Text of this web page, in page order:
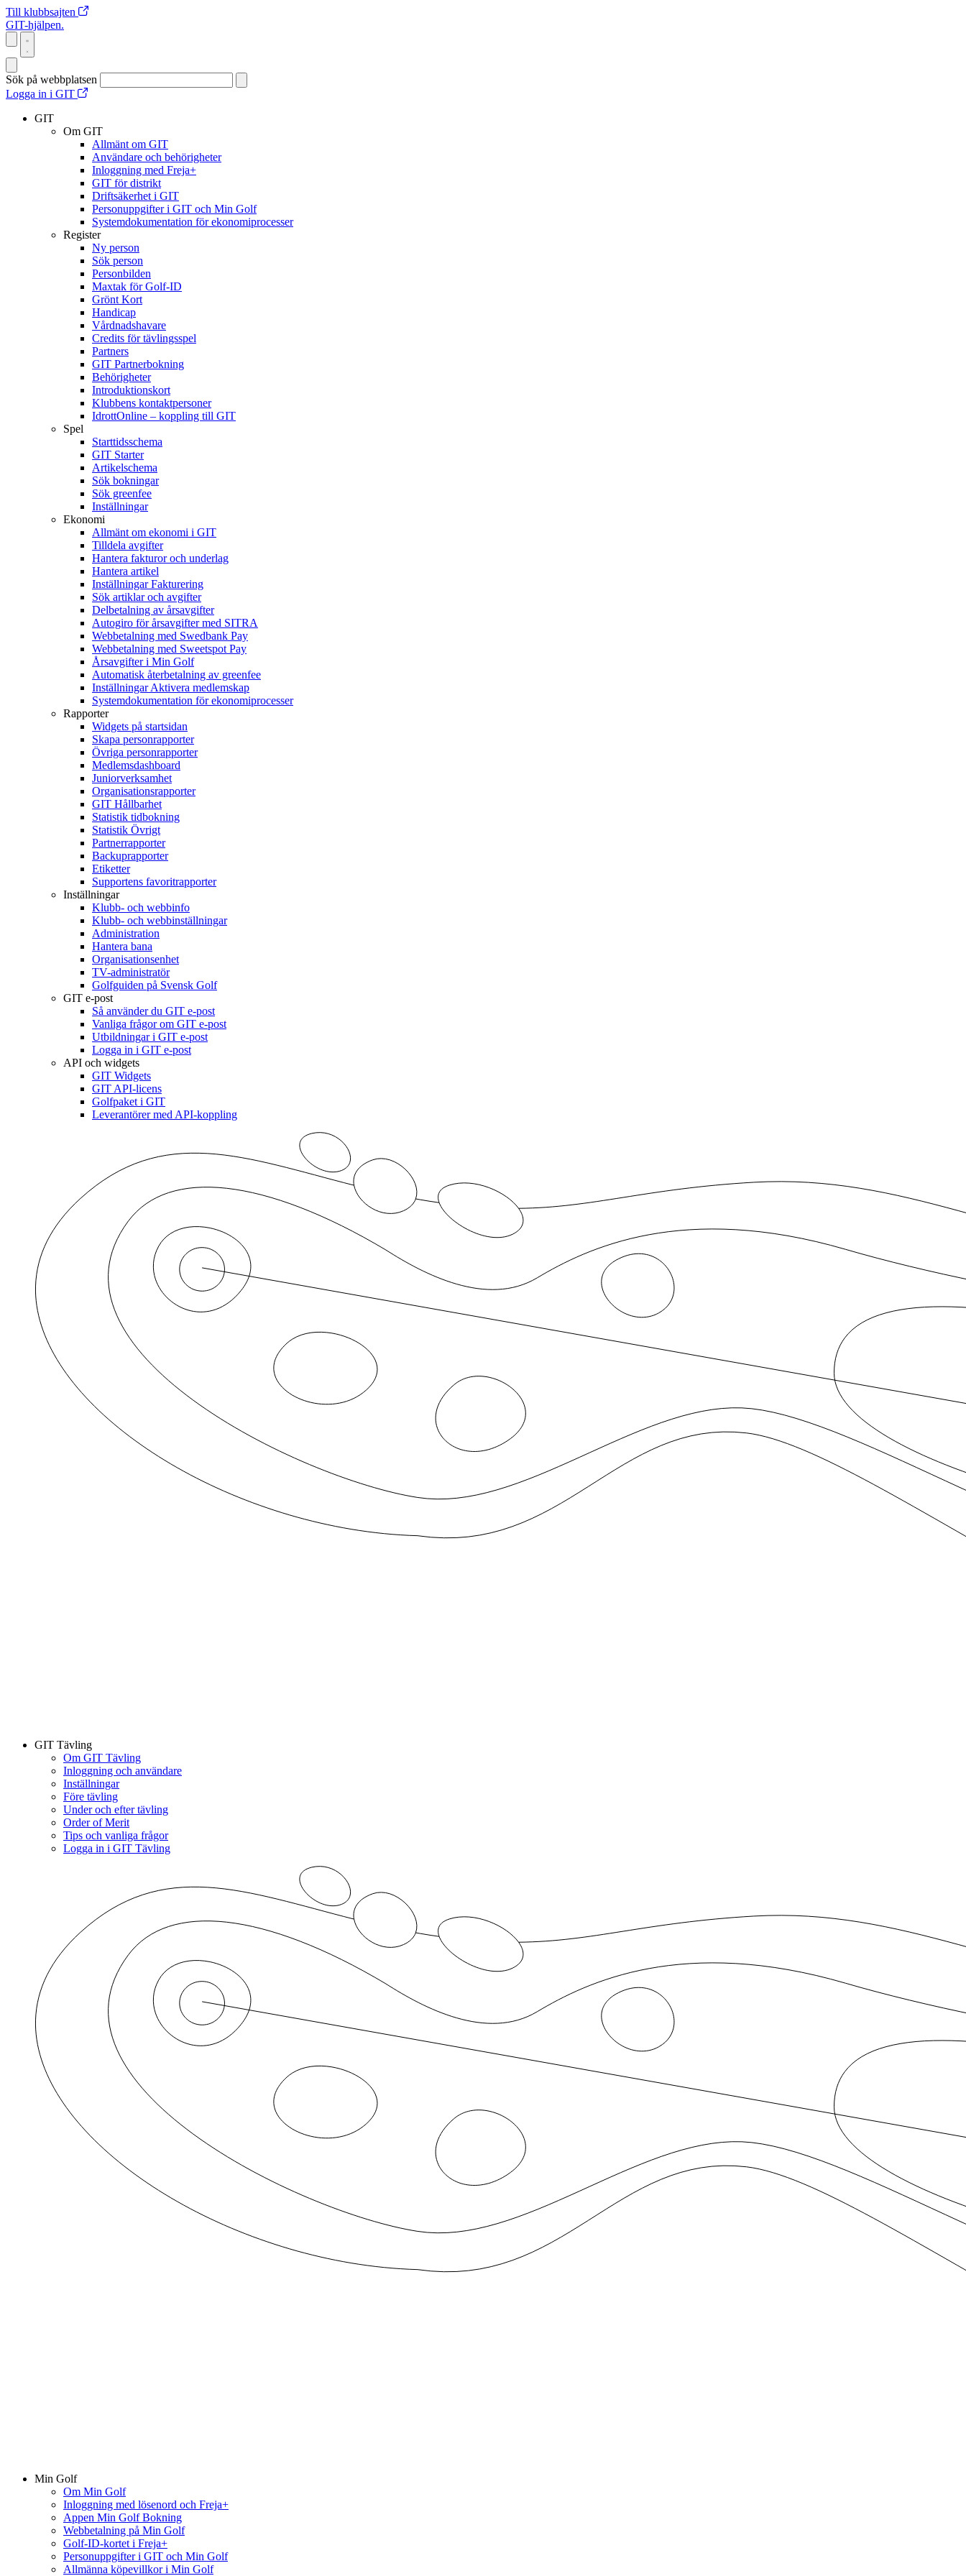
Till klubbsajten
GIT-hjälpen.
Sök på webbplatsen
Logga in i GIT
GIT
Om GIT
Allmänt om GIT
Användare och behörigheter
Inloggning med Freja+
GIT för distrikt
Driftsäkerhet i GIT
Personuppgifter i GIT och Min Golf
Systemdokumentation för ekonomiprocesser
Register
Ny person
Sök person
Personbilden
Maxtak för Golf-ID
Grönt Kort
Handicap
Vårdnadshavare
Credits för tävlingsspel
Partners
GIT Partnerbokning
Behörigheter
Introduktionskort
Klubbens kontaktpersoner
IdrottOnline – koppling till GIT
Spel
Starttidsschema
GIT Starter
Artikelschema
Sök bokningar
Sök greenfee
Inställningar
Ekonomi
Allmänt om ekonomi i GIT
Tilldela avgifter
Hantera fakturor och underlag
Hantera artikel
Inställningar Fakturering
Sök artiklar och avgifter
Delbetalning av årsavgifter
Autogiro för årsavgifter med SITRA
Webbetalning med Swedbank Pay
Webbetalning med Sweetspot Pay
Årsavgifter i Min Golf
Automatisk återbetalning av greenfee
Inställningar Aktivera medlemskap
Systemdokumentation för ekonomiprocesser
Rapporter
Widgets på startsidan
Skapa personrapporter
Övriga personrapporter
Medlemsdashboard
Juniorverksamhet
Organisationsrapporter
GIT Hållbarhet
Statistik tidbokning
Statistik Övrigt
Partnerrapporter
Backuprapporter
Etiketter
Supportens favoritrapporter
Inställningar
Klubb- och webbinfo
Klubb- och webbinställningar
Administration
Hantera bana
Organisationsenhet
TV-administratör
Golfguiden på Svensk Golf
GIT e-post
Så använder du GIT e-post
Vanliga frågor om GIT e-post
Utbildningar i GIT e-post
Logga in i GIT e-post
API och widgets
GIT Widgets
GIT API-licens
Golfpaket i GIT
Leverantörer med API-koppling
GIT Tävling
Om GIT Tävling
Inloggning och användare
Inställningar
Före tävling
Under och efter tävling
Order of Merit
Tips och vanliga frågor
Logga in i GIT Tävling
Min Golf
Om Min Golf
Inloggning med lösenord och Freja+
Appen Min Golf Bokning
Webbetalning på Min Golf
Golf-ID-kortet i Freja+
Personuppgifter i GIT och Min Golf
Allmänna köpevillkor i Min Golf